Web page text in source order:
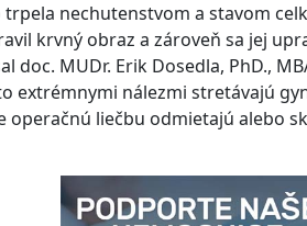
nechutenstvom a stavom
krvný obraz a zároveň sa jej
doc. MUDr. Erik Dosedla, PhD.,
extrémnymi nálezmi stretávajú
operačnú liečbu odmietajú alebo